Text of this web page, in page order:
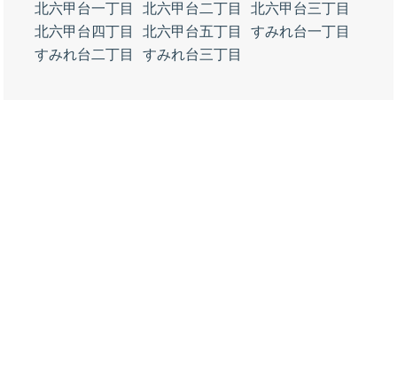
北六甲台一丁目
北六甲台二丁目
北六甲台三丁目
北六甲台四丁目
北六甲台五丁目
すみれ台一丁目
すみれ台二丁目
すみれ台三丁目